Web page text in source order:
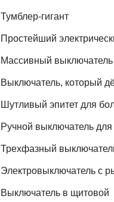
Тумблер-гигант
Простейший
Массивный
Выключатель, который
Шутливый эпитет для
Ручной выключатель для
Трехфазный
Электровыключатель с
Выключатель в щитовой